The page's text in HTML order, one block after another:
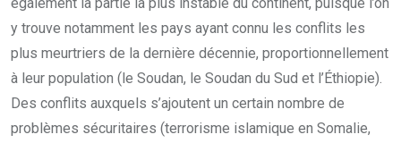
y trouve notamment les pays ayant connu les conflits les
plus meurtriers de la dernière décennie, proportionnellement
à leur population (le Soudan, le Soudan du Sud et l’Éthiopie).
Des conflits auxquels s’ajoutent un certain nombre de
problèmes sécuritaires (terrorisme islamique en Somalie,